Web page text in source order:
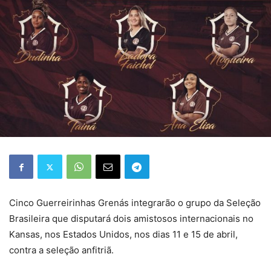
Cinco Guerreirinhas Grenás integrarão o grupo da Seleção
Brasileira que disputará dois amistosos internacionais no
Kansas, nos Estados Unidos, nos dias 11 e 15 de abril,
contra a seleção anfitriã.